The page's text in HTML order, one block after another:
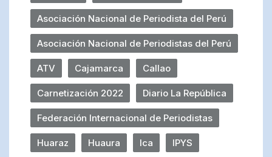
Asociación Nacional de Periodista del Perú
Asociación Nacional de Periodistas del Perú
ATV Cajamarca Callao
Carnetización 2022 Diario La República
Federación Internacional de Periodistas
Huaraz Huaura Ica IPYS